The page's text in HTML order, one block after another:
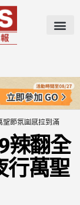
節氛圍感拉到滿
辣翻全
萬聖